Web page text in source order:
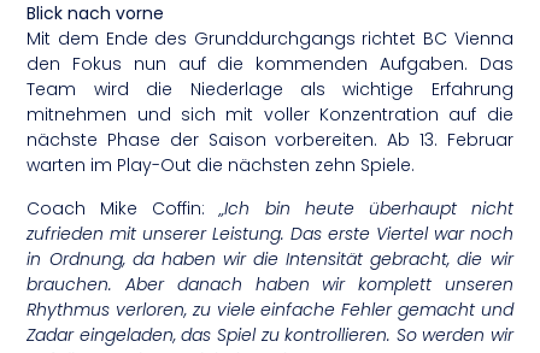
Blick nach vorne
Mit dem Ende des Grunddurchgangs richtet BC Vienna
den Fokus nun auf die kommenden Aufgaben. Das
Team wird die Niederlage als wichtige Erfahrung
mitnehmen und sich mit voller Konzentration auf die
nächste Phase der Saison vorbereiten. Ab 13. Februar
warten im Play-Out die nächsten zehn Spiele.
Coach Mike Coffin:„Ich bin heute überhaupt nicht
zufrieden mit unserer Leistung. Das erste Viertel war noch
in Ordnung, da haben wir die Intensität gebracht, die wir
brauchen. Aber danach haben wir komplett unseren
Rhythmus verloren, zu viele einfache Fehler gemacht und
Zadar eingeladen, das Spiel zu kontrollieren. So werden wir